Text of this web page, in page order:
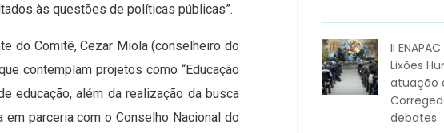
às questões de políticas públicas”.
do Comitê, Cezar Miola (conselheiro do
contemplam projetos como “Educação
educação, além da realização da busca
parceria com o Conselho Nacional do
II
Lixões
atuação
debates